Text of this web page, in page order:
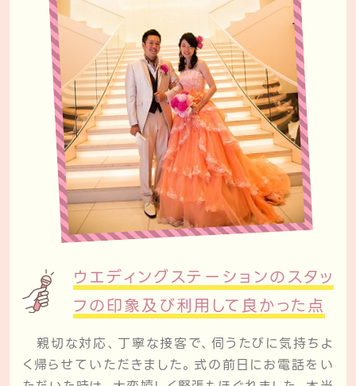
ウエディングステーションのスタッ
フの印象及び利用して良かった点
親切な対応、丁寧な接客で、伺うたびに気持ちよ
く帰らせていただきました。式の前日にお電話をい